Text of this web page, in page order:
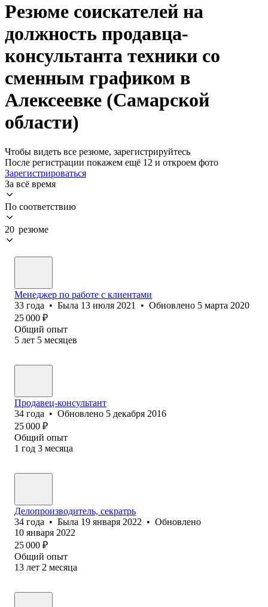
Резюме соискателей на
должность продавца-
консультанта техники со
сменным графиком в
Алексеевке (Самарской
области)
Чтобы видеть все резюме, зарегистрируйтесь
После регистрации покажем ещё 12 и откроем фото
Зарегистрироваться
За всё время
По соответствию
20 резюме
Менеджер по работе с клиентами
33 года • Была 13 июля 2021 • Обновлено 5 марта 2020
25 000 ₽
Общий опыт
5 лет 5 месяцев
Продавец-консультант
34 года • Обновлено 5 декабря 2016
25 000 ₽
Общий опыт
1 год 3 месяца
Делопроизводитель, секратрь
34 года • Была 19 января 2022 • Обновлено
10 января 2022
25 000 ₽
Общий опыт
13 лет 2 месяца